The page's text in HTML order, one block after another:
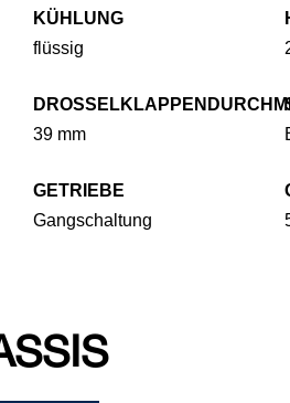
KÜHLUNG
flüssig
39 mm
GETRIEBE
Gangschaltung